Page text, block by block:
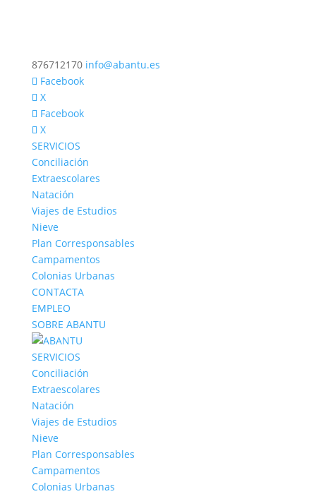
876712170 info@abantu.es
Facebook
X
Facebook
X
SERVICIOS
Conciliación
Extraescolares
Natación
Viajes de Estudios
Nieve
Plan Corresponsables
Campamentos
Colonias Urbanas
CONTACTA
EMPLEO
SOBRE ABANTU
SERVICIOS
Conciliación
Extraescolares
Natación
Viajes de Estudios
Nieve
Plan Corresponsables
Campamentos
Colonias Urbanas